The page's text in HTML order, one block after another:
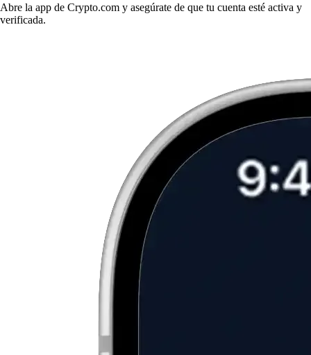
Abre la app de Crypto.com y asegúrate de que tu cuenta esté activa y
verificada.